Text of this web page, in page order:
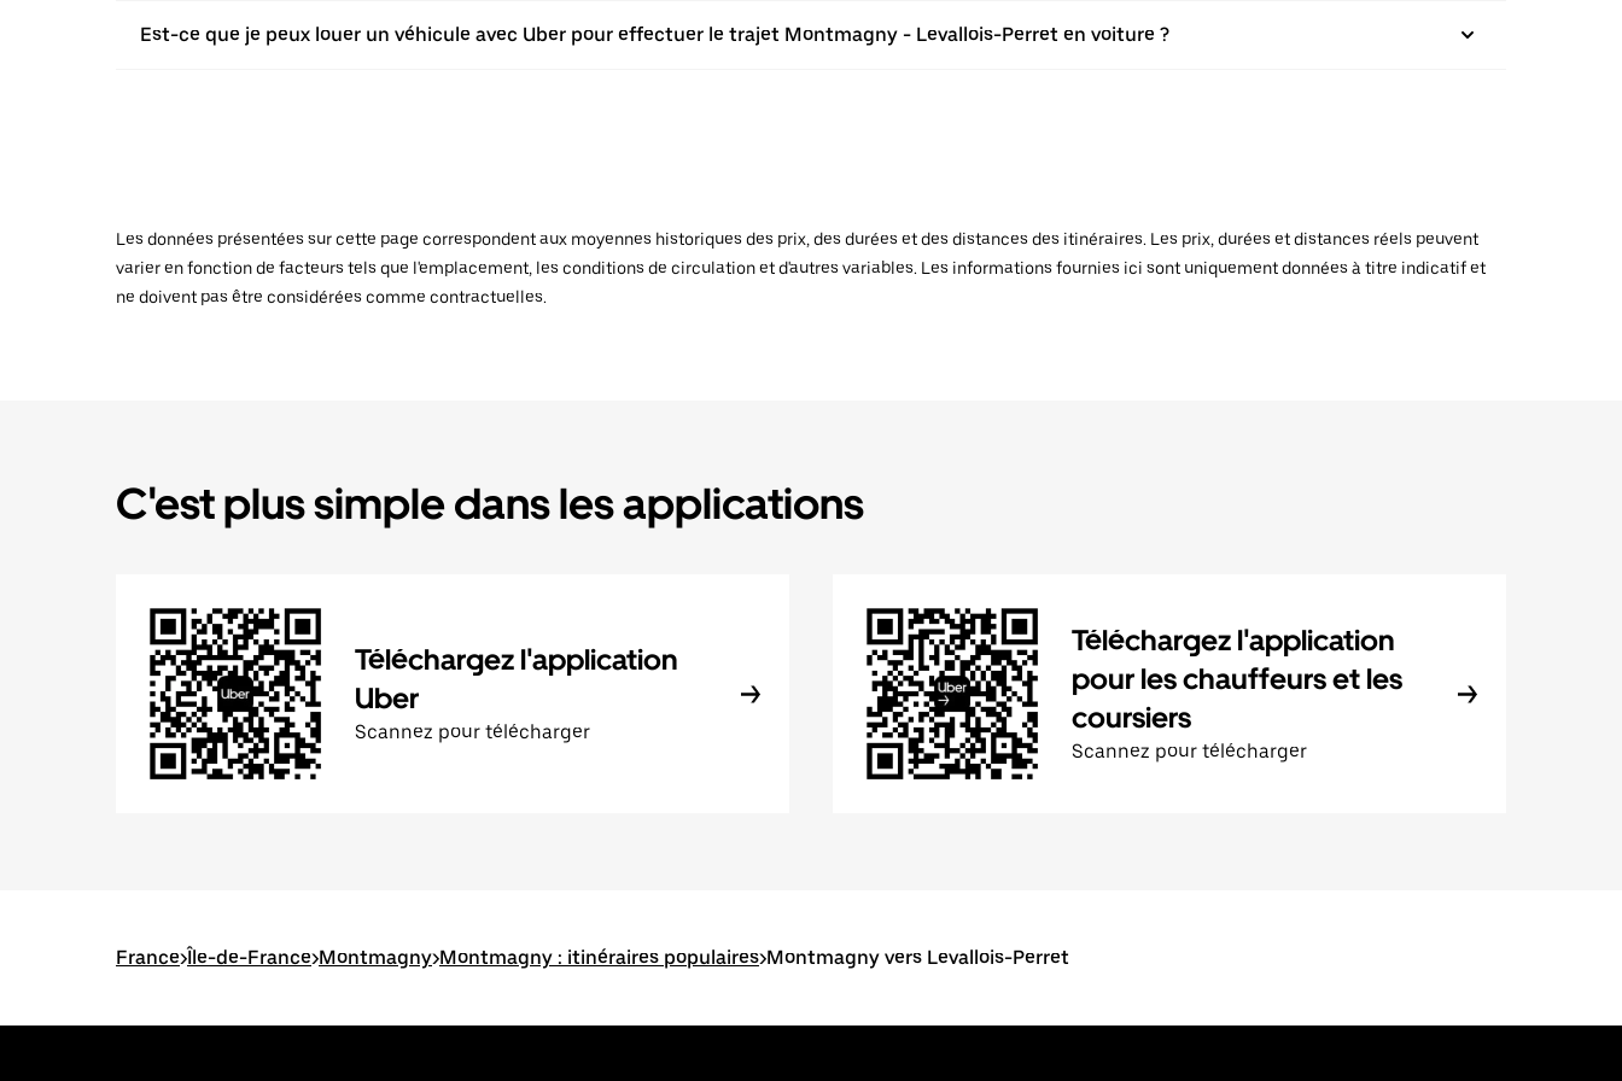
Est-ce que je peux louer un véhicule avec Uber pour effectuer le trajet Montmagny - Levallois-Perret en voiture ?
Les données présentées sur cette page correspondent aux moyennes historiques des prix, des durées et des distances des itinéraires. Les prix, durées et distances réels peuvent
varier en fonction de facteurs tels que l'emplacement, les conditions de circulation et d'autres variables. Les informations fournies ici sont uniquement données à titre indicatif et
ne doivent pas être considérées comme contractuelles.
C'est plus simple dans les applications
Téléchargez l'application
Uber
Scannez pour télécharger
Téléchargez l'application
pour les chauffeurs et les
coursiers
Scannez pour télécharger
France>Île-de-France>Montmagny>Montmagny : itinéraires populaires>Montmagny vers Levallois-Perret